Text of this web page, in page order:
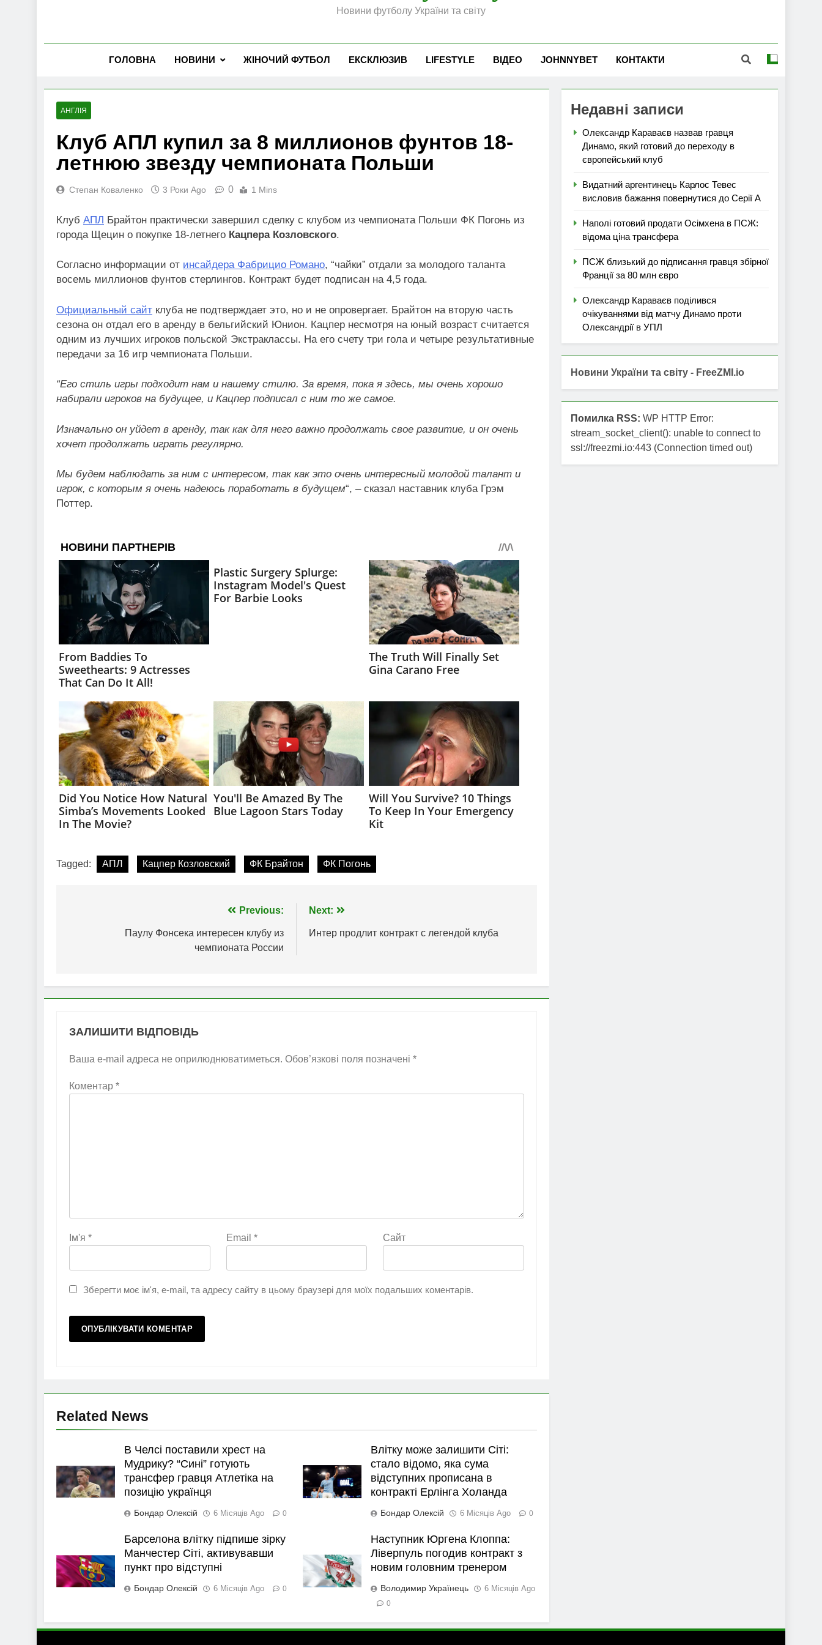
Новини футболу України та світу
ГОЛОВНА НОВИНИ ЖІНОЧИЙ ФУТБОЛ ЕКСКЛЮЗИВ LIFESTYLE ВІДЕО JOHNNYBET КОНТАКТИ
АНГЛІЯ
Клуб АПЛ купил за 8 миллионов фунтов 18-
летнюю звезду чемпионата Польши
Степан Коваленко 3 Роки Ago 0 1 Mins
Клуб АПЛ Брайтон практически завершил сделку с клубом из чемпионата Польши ФК Погонь из
города Щецин о покупке 18-летнего Кацпера Козловского.
Согласно информации от инсайдера Фабрицио Романо, “чайки” отдали за молодого таланта
восемь миллионов фунтов стерлингов. Контракт будет подписан на 4,5 года.
Официальный сайт клуба не подтверждает это, но и не опровергает. Брайтон на вторую часть
сезона он отдал его в аренду в бельгийский Юнион. Кацпер несмотря на юный возраст считается
одним из лучших игроков польской Экстраклассы. На его счету три гола и четыре результативные
передачи за 16 игр чемпионата Польши.
“Его стиль игры подходит нам и нашему стилю. За время, пока я здесь, мы очень хорошо
набирали игроков на будущее, и Кацпер подписал с ним то же самое.
Изначально он уйдет в аренду, так как для него важно продолжать свое развитие, и он очень
хочет продолжать играть регулярно.
Мы будем наблюдать за ним с интересом, так как это очень интересный молодой талант и
игрок, с которым я очень надеюсь поработать в будущем“, – сказал наставник клуба Грэм
Поттер.
Tagged: АПЛ Кацпер Козловский ФК Брайтон ФК Погонь
Previous:
Паулу Фонсека интересен клубу из
чемпионата России
Next:
Интер продлит контракт с легендой клуба
ЗАЛИШИТИ ВІДПОВІДЬ
Ваша e-mail адреса не оприлюднюватиметься. Обов’язкові поля позначені *
Коментар *
Ім'я * Email * Сайт
Зберегти моє ім'я, e-mail, та адресу сайту в цьому браузері для моїх подальших коментарів.
Related News
В Челсі поставили хрест на
Мудрику? “Сині” готують
трансфер гравця Атлетіка на
позицію українця
Бондар Олексій 6 Місяців Ago 0
Влітку може залишити Сіті:
стало відомо, яка сума
відступних прописана в
контракті Ерлінга Холанда
Бондар Олексій 6 Місяців Ago 0
Барселона влітку підпише зірку
Манчестер Сіті, активувавши
пункт про відступні
Бондар Олексій 6 Місяців Ago 0
Наступник Юргена Клоппа:
Ліверпуль погодив контракт з
новим головним тренером
Володимир Українець 6 Місяців Ago
0
Недавні записи
Олександр Караваєв назвав гравця
Динамо, який готовий до переходу в
європейський клуб
Видатний аргентинець Карлос Тевес
висловив бажання повернутися до Серії А
Наполі готовий продати Осімхена в ПСЖ:
відома ціна трансфера
ПСЖ близький до підписання гравця збірної
Франції за 80 млн євро
Олександр Караваєв поділився
очікуваннями від матчу Динамо проти
Олександрії в УПЛ
Новини України та світу - FreeZMI.io
Помилка RSS: WP HTTP Error:
stream_socket_client(): unable to connect to
ssl://freezmi.io:443 (Connection timed out)